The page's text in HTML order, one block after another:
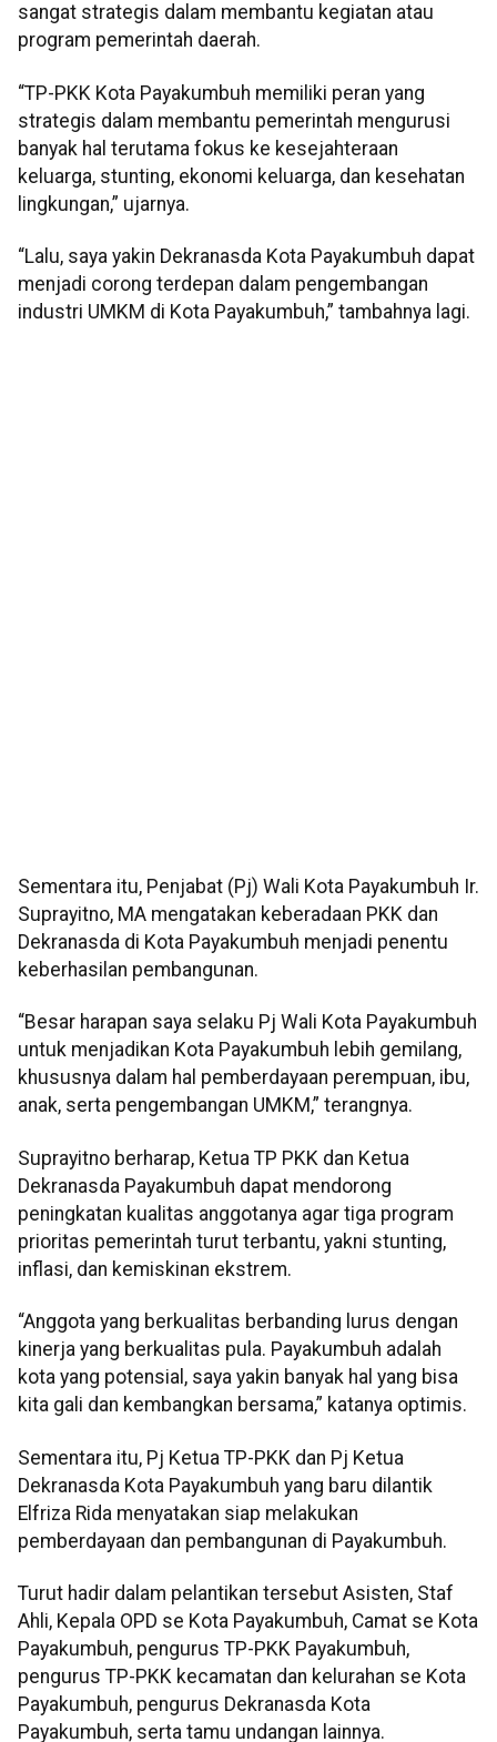
sangat strategis dalam membantu kegiatan atau
program pemerintah daerah.
“TP-PKK Kota Payakumbuh memiliki peran yang
strategis dalam membantu pemerintah mengurusi
banyak hal terutama fokus ke kesejahteraan
keluarga, stunting, ekonomi keluarga, dan kesehatan
lingkungan,” ujarnya.
“Lalu, saya yakin Dekranasda Kota Payakumbuh dapat
menjadi corong terdepan dalam pengembangan
industri UMKM di Kota Payakumbuh,” tambahnya lagi.
Sementara itu, Penjabat (Pj) Wali Kota Payakumbuh Ir.
Suprayitno, MA mengatakan keberadaan PKK dan
Dekranasda di Kota Payakumbuh menjadi penentu
keberhasilan pembangunan.
“Besar harapan saya selaku Pj Wali Kota Payakumbuh
untuk menjadikan Kota Payakumbuh lebih gemilang,
khususnya dalam hal pemberdayaan perempuan, ibu,
anak, serta pengembangan UMKM,” terangnya.
Suprayitno berharap, Ketua TP PKK dan Ketua
Dekranasda Payakumbuh dapat mendorong
peningkatan kualitas anggotanya agar tiga program
prioritas pemerintah turut terbantu, yakni stunting,
inflasi, dan kemiskinan ekstrem.
“Anggota yang berkualitas berbanding lurus dengan
kinerja yang berkualitas pula. Payakumbuh adalah
kota yang potensial, saya yakin banyak hal yang bisa
kita gali dan kembangkan bersama,” katanya optimis.
Sementara itu, Pj Ketua TP-PKK dan Pj Ketua
Dekranasda Kota Payakumbuh yang baru dilantik
Elfriza Rida menyatakan siap melakukan
pemberdayaan dan pembangunan di Payakumbuh.
Turut hadir dalam pelantikan tersebut Asisten, Staf
Ahli, Kepala OPD se Kota Payakumbuh, Camat se Kota
Payakumbuh, pengurus TP-PKK Payakumbuh,
pengurus TP-PKK kecamatan dan kelurahan se Kota
Payakumbuh, pengurus Dekranasda Kota
Payakumbuh, serta tamu undangan lainnya.